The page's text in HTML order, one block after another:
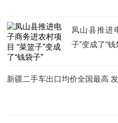
凤山县推进
子”变成了“钱
新疆二手车出口均价全国最高